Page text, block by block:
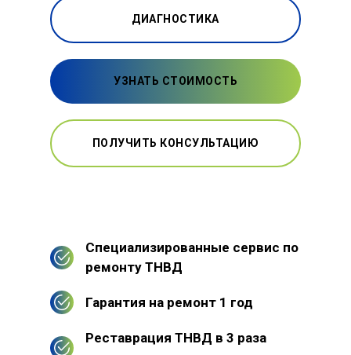
ДИАГНОСТИКА
УЗНАТЬ СТОИМОСТЬ
ПОЛУЧИТЬ КОНСУЛЬТАЦИЮ
Специализированные сервис по
ремонту ТНВД
Гарантия на ремонт 1 год
Реставрация ТНВД в 3 раза